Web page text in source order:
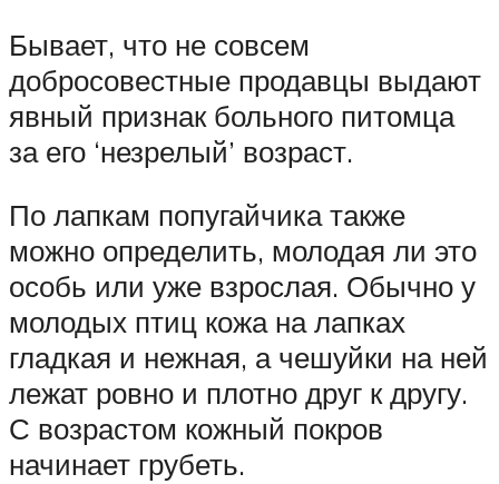
Бывает, что не совсем
добросовестные продавцы выдают
явный признак больного питомца
за его ‘незрелый’ возраст.
По лапкам попугайчика также
можно определить, молодая ли это
особь или уже взрослая. Обычно у
молодых птиц кожа на лапках
гладкая и нежная, а чешуйки на ней
лежат ровно и плотно друг к другу.
С возрастом кожный покров
начинает грубеть.